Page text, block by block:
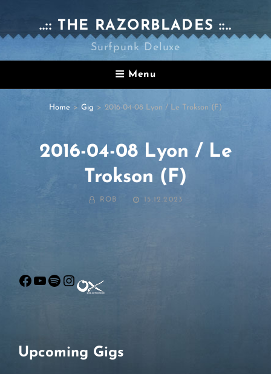
..:: THE RAZORBLADES ::..
Surfpunk Deluxe
Menu
Home > Gig > 2016-04-08 Lyon / Le Trokson (F)
2016-04-08 Lyon / Le
Trokson (F)
BY ROB
POSTED
15.12.2023
Facebook
YouTube
Spotify
Instagram
Upcoming Gigs